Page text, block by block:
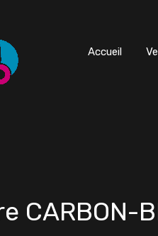
Accueil
CARBON-